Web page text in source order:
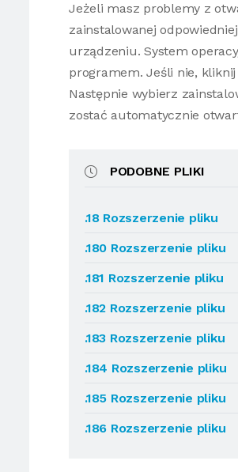
Jeżeli masz problemy z
zainstalowanej
urządzeniu. System
programem. Jeśli nie,
Następnie wybierz
zostać automatycznie
PODOBNE PLIKI
.18 Rozszerzenie pliku
.180 Rozszerzenie pliku
.181 Rozszerzenie pliku
.182 Rozszerzenie pliku
.183 Rozszerzenie pliku
.184 Rozszerzenie pliku
.185 Rozszerzenie pliku
.186 Rozszerzenie pliku